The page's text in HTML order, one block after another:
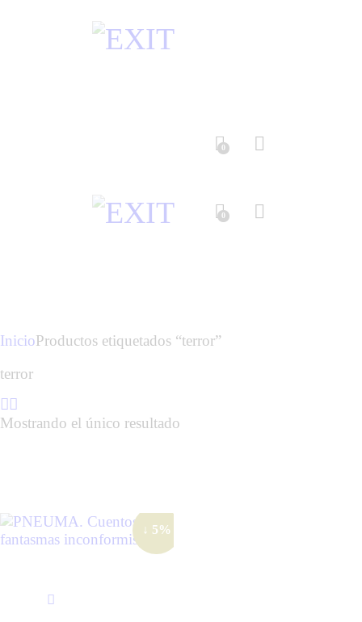
0
0
InicioProductos etiquetados “terror”
terror
Mostrando el único resultado
↓ 5%